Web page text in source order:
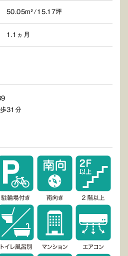
50.05m²/15.17坪
1.1ヵ月
31分